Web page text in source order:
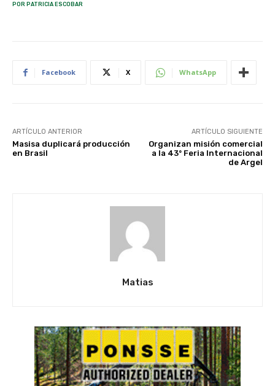
POR PATRICIA ESCOBAR
Facebook X WhatsApp
ARTÍCULO ANTERIOR
Masisa duplicará producción
en Brasil
ARTÍCULO SIGUIENTE
Organizan misión comercial
a la 43º Feria Internacional
de Argel
Matias